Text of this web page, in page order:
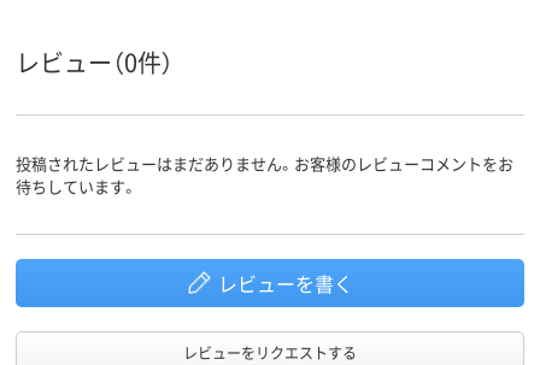
レビュー（0件）
投稿されたレビューはまだありません。お客様のレビューコメントをお
待ちしています。
レビューを書く
レビューをリクエストする